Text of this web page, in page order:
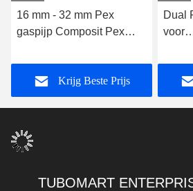
16 mm - 32 mm Pex
gaspijp Composit Pex
aangepaste lengte
Krijg Beste Prijs
Dual
voor
Gele
TUBOMART